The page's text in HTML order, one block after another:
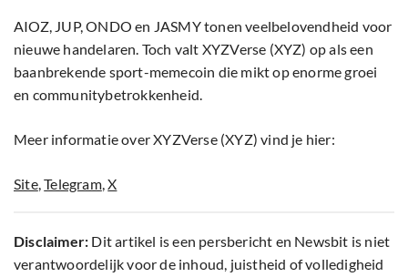
AIOZ, JUP, ONDO en JASMY tonen veelbelovendheid voor
nieuwe handelaren. Toch valt XYZVerse (XYZ) op als een
baanbrekende sport-memecoin die mikt op enorme groei
en communitybetrokkenheid.
Meer informatie over XYZVerse (XYZ) vind je hier:
Site,Telegram,X
Disclaimer: Dit artikel is een persbericht en Newsbit is niet
verantwoordelijk voor de inhoud, juistheid of volledigheid